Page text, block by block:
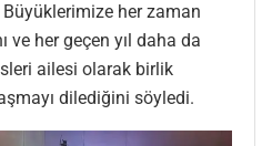
her zaman
ve her geçen yıl daha da
ailesi olarak birlik
dilediğini söyledi.